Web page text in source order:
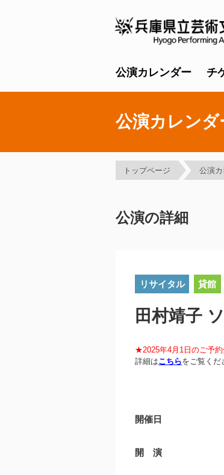
公演カレンダー チ
公演カレンダ
トップページ 公演
公演の詳細
リサイタル 貸館
田村靖子
★2025年4月1日のご予約
詳細はこちらをご覧くだ
開催日
開 演